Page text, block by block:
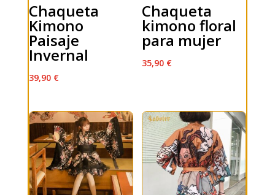
Chaqueta
Kimono
Paisaje
Invernal
39,90 €
Chaqueta
kimono floral
para mujer
35,90 €